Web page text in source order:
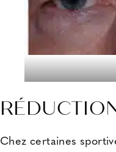
Chez certaines